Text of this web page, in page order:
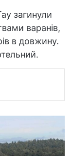
загинули
варанів,
в довжину.